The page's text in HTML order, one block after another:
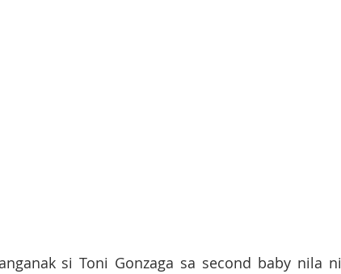
si Toni Gonzaga sa second baby nila ni